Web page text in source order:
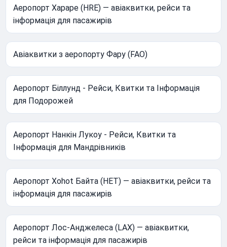
Аеропорт Хараре (HRE) — авіаквитки, рейси та
інформація для пасажирів
Авіаквитки з аеропорту Фару (FAO)
Аеропорт Біллунд - Рейси, Квитки та Інформація
для Подорожей
Аеропорт Нанкін Лукоу - Рейси, Квитки та
Інформація для Мандрівників
Аеропорт Хоhot Байта (HET) — авіаквитки, рейси та
інформація для пасажирів
Аеропорт Лос-Анджелеса (LAX) — авіаквитки,
рейси та інформація для пасажирів